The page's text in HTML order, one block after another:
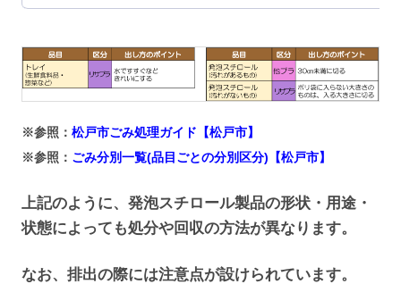
※参照： 松戸市ごみ処理ガイド【松戸市】
※参照： ごみ分別一覧(品目ごとの分別区分)【松戸市】
上記のように、発泡スチロール製品の形状・用途・
状態によっても処分や回収の方法が異なります。
なお、排出の際には注意点が設けられています。